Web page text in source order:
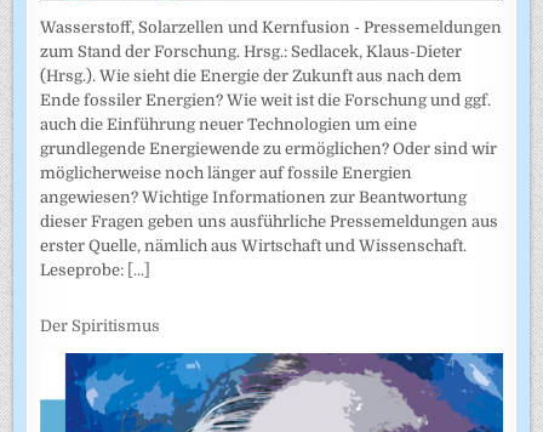
Wasserstoff, Solarzellen und Kernfusion - Pressemeldungen
zum Stand der Forschung. Hrsg.: Sedlacek, Klaus-Dieter
(Hrsg.). Wie sieht die Energie der Zukunft aus nach dem
Ende fossiler Energien? Wie weit ist die Forschung und ggf.
auch die Einführung neuer Technologien um eine
grundlegende Energiewende zu ermöglichen? Oder sind wir
möglicherweise noch länger auf fossile Energien
angewiesen? Wichtige Informationen zur Beantwortung
dieser Fragen geben uns ausführliche Pressemeldungen aus
erster Quelle, nämlich aus Wirtschaft und Wissenschaft.
Leseprobe: [...]
Der Spiritismus